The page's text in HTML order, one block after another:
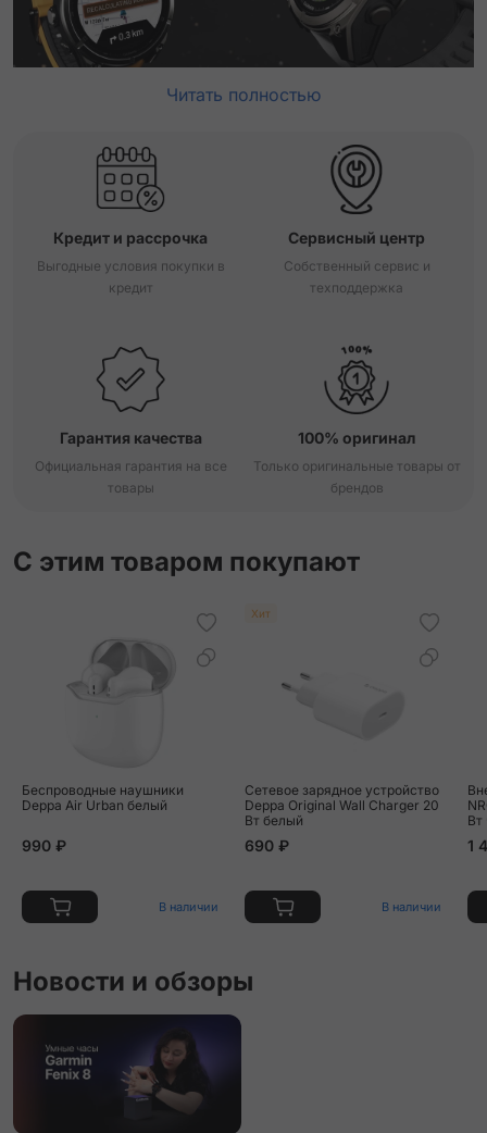
Читать полностью
Кредит и рассрочка
Выгодные условия покупки в
кредит
Сервисный центр
Собственный сервис и
техподдержка
Гарантия качества
Официальная гарантия на все
товары
100% оригинал
Только оригинальные товары от
брендов
С этим товаром покупают
Беспроводные наушники
Deppa Air Urban белый
990 ₽
В наличии
Хит
Сетевое зарядное устройство
Deppa Original Wall Charger 20
Вт белый
690 ₽
В наличии
Вт
1
Новости и обзоры